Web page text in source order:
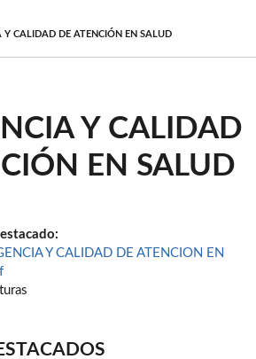
Y CALIDAD DE ATENCIÓN EN SALUD
Y CALIDAD
EN SALUD
Y CALIDAD DE ATENCION EN